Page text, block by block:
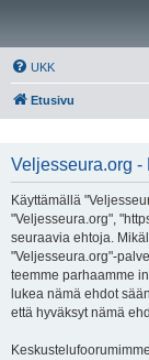
UKK
Etusivu
Veljesseura.org -
Käyttämällä
"Veljesseura.org",
seuraavia ehtoja.
"Veljesseura.org"-
teemme parhaamme
lukea nämä ehdot
että hyväksyt nämä